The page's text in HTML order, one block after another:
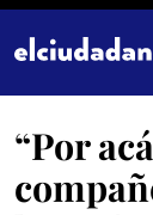
“Por